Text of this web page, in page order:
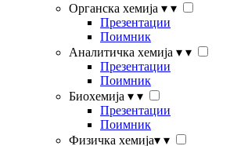
Органска хемија ▾ ▾
Презентации
Поимник
Аналитичка хемија ▾ ▾
Презентации
Поимник
Биохемија ▾ ▾
Презентации
Поимник
Физичка хемија▾ ▾